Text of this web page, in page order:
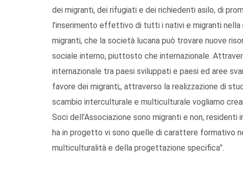
dei migranti, dei rifugiati e dei richiedenti asilo, di
l’inserimento effettivo di tutti i nativi e migranti nella
migranti, che la società lucana può trovare nuove
sociale interno, piuttosto che internazionale.
internazionale tra paesi sviluppati e paesi ed aree
favore dei migranti;, attraverso la realizzazione di
scambio interculturale e multiculturale vogliamo
Soci dell’Associazione sono migranti e non, residenti
ha in progetto vi sono quelle di carattere formativo
multiculturalità e della progettazione specifica”.